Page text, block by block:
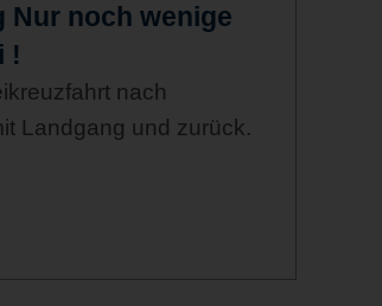
Nur noch wenige
!
nach
Landgang und zurück.